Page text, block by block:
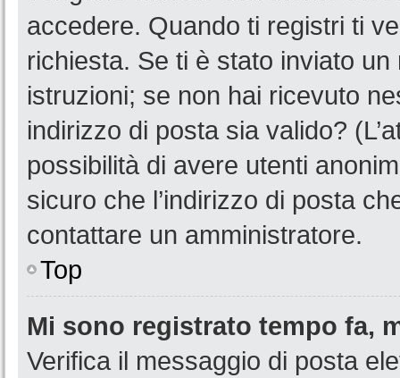
accedere. Quando ti registri ti
richiesta. Se ti è stato inviato
istruzioni; se non hai ricevuto
indirizzo di posta sia valido?
possibilità di avere utenti
sicuro che l’indirizzo di posta
contattare un amministratore.
Top
Mi sono registrato tempo fa,
Verifica il messaggio di posta